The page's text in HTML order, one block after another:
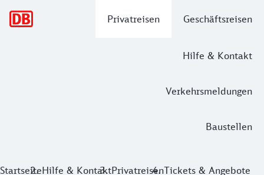
Privatreisen Geschäftsreisen
Hilfe & Kontakt
Verkehrsmeldungen
Baustellen
StartseiteHilfe & KontaktPrivatreisenTickets & Angebote